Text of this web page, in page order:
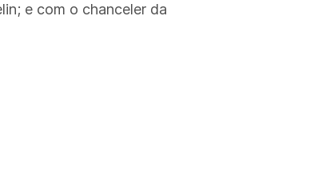
e com o chanceler da